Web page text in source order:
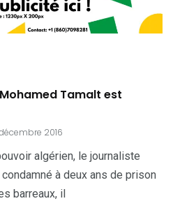
Tamalt est
décembre 2016
algérien, le journaliste
à deux ans de prison
barreaux, il